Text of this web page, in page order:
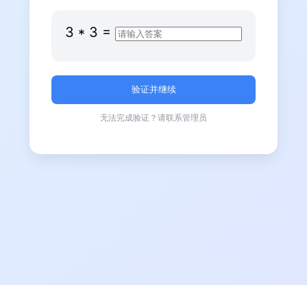
3 * 3 =
无法完成验证？请联系管理员